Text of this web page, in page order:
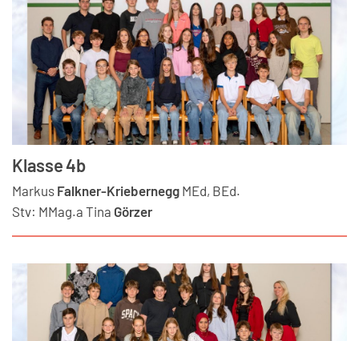
Klasse 4b
Markus Falkner-Kriebernegg MEd, BEd.
Stv: MMag.a Tina Görzer